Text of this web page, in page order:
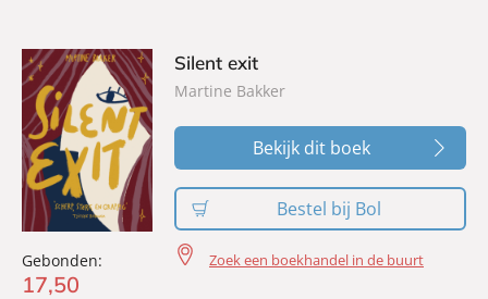
Gebonden:
17,50
Silent exit
Martine Bakker
Bekijk dit boek
Bestel bij Bol
Zoek een boekhandel in de buurt